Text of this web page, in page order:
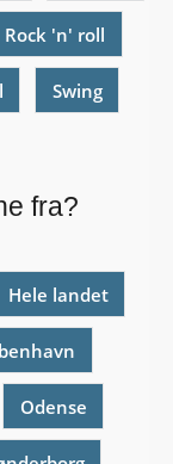
Rock 'n' roll
Swing
fra?
Hele landet
Odense